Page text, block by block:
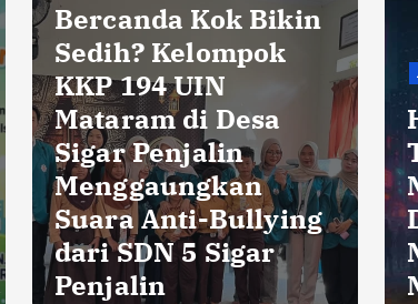
Bercanda Kok Bikin
Sedih? Kelompok
KKP 194 UIN
Mataram di Desa
Sigar Penjalin
Menggaungkan
Suara Anti-Bullying
dari SDN 5 Sigar
Penjalin